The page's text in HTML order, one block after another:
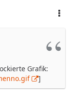
Grafik:
]